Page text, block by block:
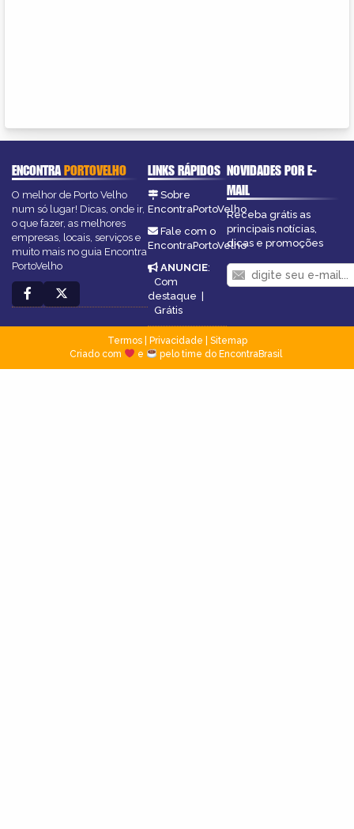
ENCONTRAPORTOVELHO
O melhor de Porto Velho
num só lugar! Dicas, onde ir,
o que fazer, as melhores
empresas, locais, serviços e
muito mais no guia Encontra
PortoVelho
LINKS RÁPIDOS
Sobre
EncontraPortoVelho
Fale com o
EncontraPortoVelho
ANUNCIE:
Com
destaque
Grátis
NOVIDADES POR E-
MAIL
Receba grátis as
principais notícias,
dicas e promoções
Termos| Privacidade
Sitemap
Criado com
e pelo time do EncontraBrasil